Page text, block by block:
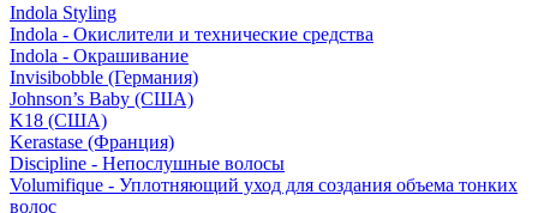
Indola Styling
Indola - Окислители и технические средства
Indola - Окрашивание
Invisibobble (Германия)
Johnson’s Baby (США)
K18 (США)
Kerastase (Франция)
Discipline - Непослушные волосы
Volumifique - Уплотняющий уход для создания объема тонких
волос